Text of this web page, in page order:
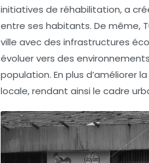
initiatives de réhabilitation, a
entre ses habitants. De même,
ville avec des infrastructures
évoluer vers des
population. En plus d’améliorer
locale, rendant ainsi le cadre